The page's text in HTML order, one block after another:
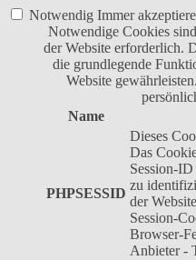
Notwendig Immer
Notwendige Cookies
der Website erforderlich.
die grundlegende
Website
Name
PHPSESSID
Dieses
Das
Session-
zu
der
Session-
Browser-
Anbieter -